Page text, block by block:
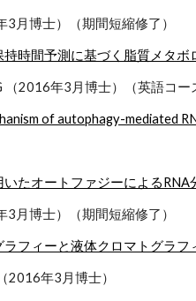
月博士）（期間短縮修了）
時間予測に基づく脂質メタボ
（2016年3月博士）（英語コー
of autophagy-mediated
いたオートファジーによるRNA
月博士）（期間短縮修了）
フィーと液体クロマトグラ
2016年3月博士）